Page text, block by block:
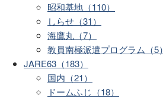
昭和基地（110）
しらせ（31）
海鷹丸（7）
教員南極派遣プログラム（5）
JARE63（183）
国内（21）
ドームふじ（18）